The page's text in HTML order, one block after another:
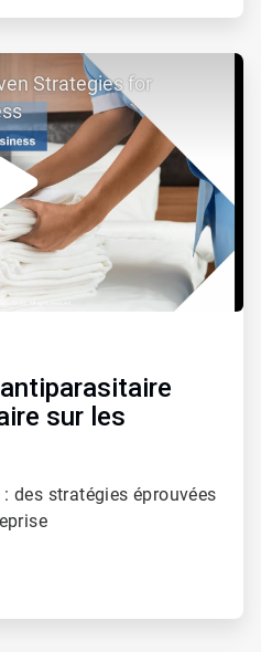
Strategies for
sur les
des stratégies éprouvées